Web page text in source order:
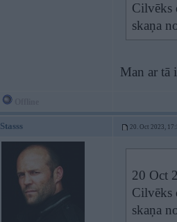
Cilvēks
skaņa
Man ar
Stasss 20. Oct 2023,
20 Oct
Cilvēks
skaņa